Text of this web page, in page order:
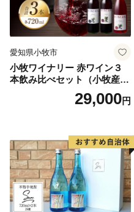
愛知県小牧市
小牧ワイナリー 赤ワイン３
本飲み比べセット（小牧産ぶ
どう100％使用）29,000円